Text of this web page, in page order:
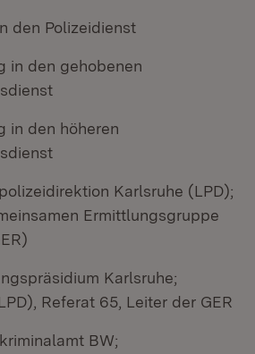
den Polizeidienst
in den gehobenen
in den höheren
Karlsruhe (LPD);
Ermittlungsgruppe
Karlsruhe;
Referat 65, Leiter der GER
BW;